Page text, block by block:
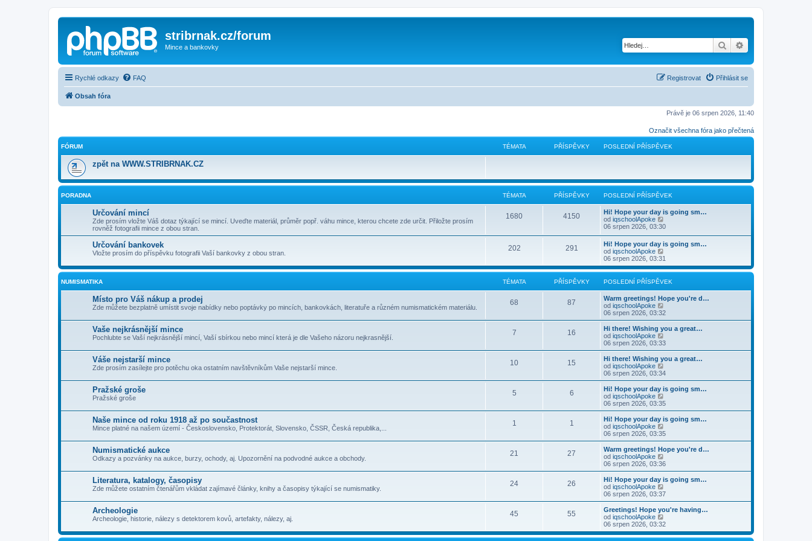
stribrnak.cz/forum
Mince a bankovky Hledat
Rychlé odkazy FAQ Přihlásit se
Registrovat
Obsah fóra
Právě je 06 srpen 2026, 11:40
Označit všechna fóra jako přečtená
FÓRUM TÉMATA PŘÍSPĚVKY POSLEDNÍ PŘÍSPĚVEK
zpět na WWW.STRIBRNAK.CZ
PORADNA TÉMATA PŘÍSPĚVKY POSLEDNÍ PŘÍSPĚVEK
Určování mincí
Zde prosím vložte Váš dotaz týkající se mincí. Uveďte materiál, průměr popř. váhu mince, kterou chcete zde určit. Přiložte prosím
rovněž fotografii mince z obou stran.
1680 4150
Hi! Hope your day is going sm…
od iqschoolApoke
o
r
a
z
i
t
o
s
l
d
n
í
ř
í
s
p
ě
v
e
k
06 srpen 2026, 03:30
Určování bankovek
Vložte prosím do příspěvku fotografii Vaší bankovky z obou stran.
202 291
Hi! Hope your day is going sm…
od iqschoolApoke
o
b
r
a
t
o
s
l
d
n
í
ř
í
s
ě
v
e
06 srpen 2026, 03:31
NUMISMATIKA TÉMATA PŘÍSPĚVKY POSLEDNÍ PŘÍSPĚVEK
Místo pro Váš nákup a prodej
Zde můžete bezplatně umístit svoje nabídky nebo poptávky po mincích, bankovkách, literatuře a různém numismatickém materiálu.
68 87
Warm greetings! Hope you're d…
od iqschoolApoke
o
b
r
z
p
o
s
e
n
í
p
í
s
p
v
e
k
06 srpen 2026, 03:32
Vaše nejkrásnější mince
Pochlubte se Vaší nejkrásnější mincí, Vaší sbírkou nebo mincí která je dle Vašeho názoru nejkrasnější.
7 16
Hi there! Wishing you a great…
od iqschoolApoke
o
b
r
z
t
p
o
s
e
n
í
p
í
s
p
v
e
k
06 srpen 2026, 03:33
Váše nejstarší mince
Zde prosím zasílejte pro potěchu oka ostatním navštěvníkům Vaše nejstarší mince.
10 15
Hi there! Wishing you a great…
od iqschoolApoke
o
b
r
z
t
p
o
s
e
n
í
p
í
s
p
v
e
k
06 srpen 2026, 03:34
Pražské groše
Pražské groše
5 6
Hi! Hope your day is going sm…
od iqschoolApoke
o
b
r
z
p
o
s
e
n
í
p
í
s
06 srpen 2026, 03:35
Naše mince od roku 1918 až po součastnost
Mince platné na našem území - Československo, Protektorát, Slovensko, ČSSR, Česká republika,...
1 1
Hi! Hope your day is going sm…
od iqschoolApoke
o
b
r
a
z
t
p
o
e
n
í
06 srpen 2026, 03:35
Numismatické aukce
Odkazy a pozvánky na aukce, burzy, ochody, aj. Upozornění na podvodné aukce a obchody.
21 27
Warm greetings! Hope you're d…
od iqschoolApoke
o
b
r
z
p
o
s
l
06 srpen 2026, 03:36
Literatura, katalogy, časopisy
Zde můžete ostatním čtenářům vkládat zajímavé články, knihy a časopisy týkající se numismatiky.
24 26
Hi! Hope your day is going sm…
od iqschoolApoke
o
b
r
z
t
06 srpen 2026, 03:37
Archeologie
Archeologie, historie, nálezy s detektorem kovů, artefakty, nálezy, aj.
45 55
Greetings! Hope you're having…
od iqschoolApoke
o
b
r
06 srpen 2026, 03:32